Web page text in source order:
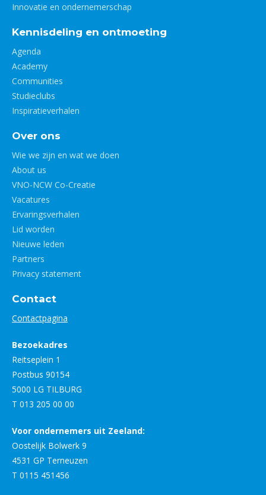
Innovatie en ondernemerschap
Kennisdeling en ontmoeting
Agenda
Academy
Communities
Studieclubs
Inspiratieverhalen
Over ons
Wie we zijn en wat we doen
About us
VNO-NCW Co-Creatie
Vacatures
Ervaringsverhalen
Lid worden
Nieuwe leden
Partners
Privacy statement
Contact
Contactpagina
Bezoekadres
Reitseplein 1
Postbus 90154
5000 LG TILBURG
T 013 205 00 00
Voor ondernemers uit Zeeland:
Oostelijk Bolwerk 9
4531 GP Terneuzen
T 0115 451456